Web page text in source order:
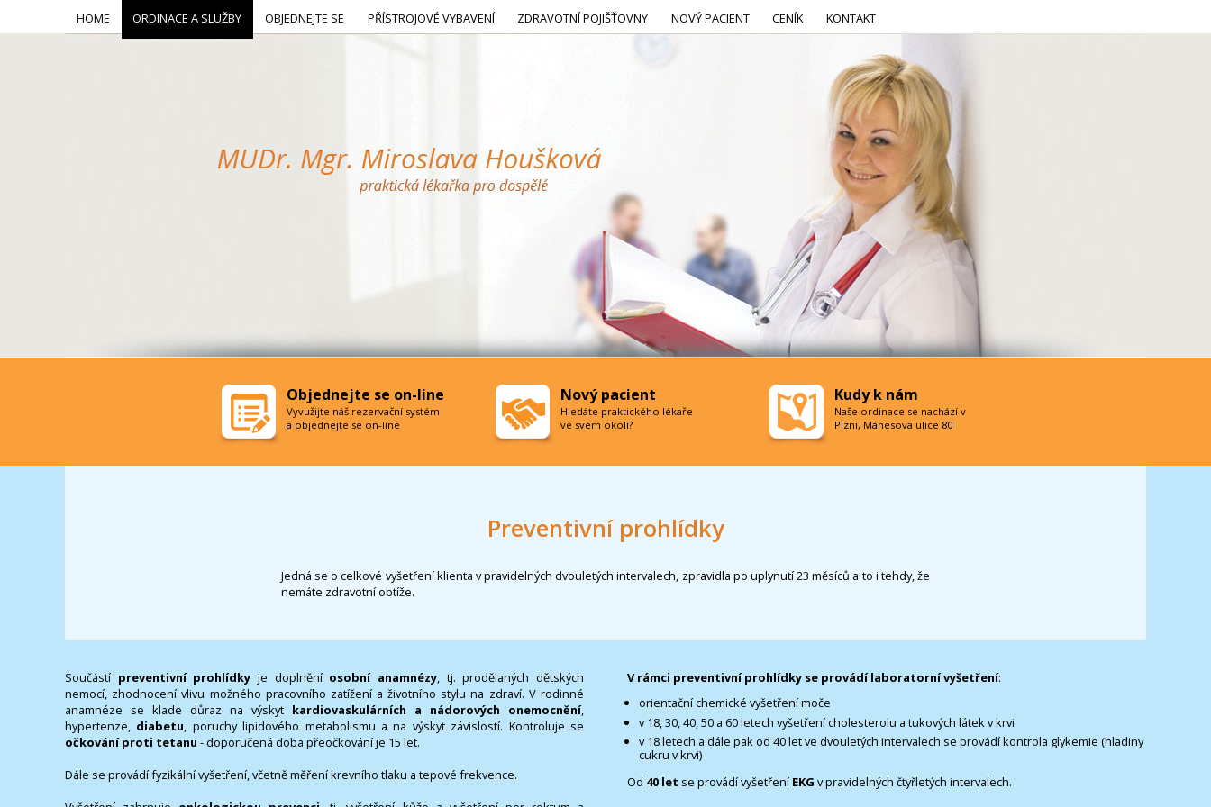
Preventivní prohlídky
Jedná se o celkové vyšetření klienta v pravidelných dvouletých intervalech, zpravidla po uplynutí 23 měsíců a to i tehdy, že
nemáte zdravotní obtíže.
Součástí preventivní prohlídky je doplnění osobní anamnézy , tj. prodělaných dětských
nemocí, zhodnocení vlivu možného pracovního zatížení a životního stylu na zdraví. V rodinné
anamnéze se klade důraz na výskyt kardiovaskulárních a nádorových onemocnění,
hypertenze, diabetu , poruchy lipidového metabolismu a na výskyt závislostí. Kontroluje se
očkování proti tetanu - doporučená doba přeočkování je 15 let.
Dále se provádí fyzikální vyšetření, včetně měření krevního tlaku a tepové frekvence.
V rámci preventivní prohlídky se provádí laboratorní vyšetření:
orientační chemické vyšetření moče
v 18, 30, 40, 50 a 60 letech vyšetření cholesterolu a tukových látek v krvi
v 18 letech a dále pak od 40 let ve dvouletých intervalech se provádí kontrola glykemie (hladiny
cukru v krvi)
Od 40 let se provádí vyšetření EKG v pravidelných čtyřletých intervalech.
HOME ORDINACE A SLUŽBY OBJEDNEJTE SE PŘÍSTROJOVÉ VYBAVENÍ ZDRAVOTNÍ POJIŠŤOVNY NOVÝ PACIENT CENÍK KONTAKT
Objednejte se on-line
Vyvužijte náš rezervační systém
a objednejte se on-line
Nový pacient
Hledáte praktického lékaře
ve svém okolí?
Kudy k nám
Naše ordinace se nachází v
Plzni, Mánesova ulice 80